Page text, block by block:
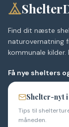
Find dit næste
naturovernatning
kommunale
Få nye shelters
Shelter-nyt
Tips til
måneden.